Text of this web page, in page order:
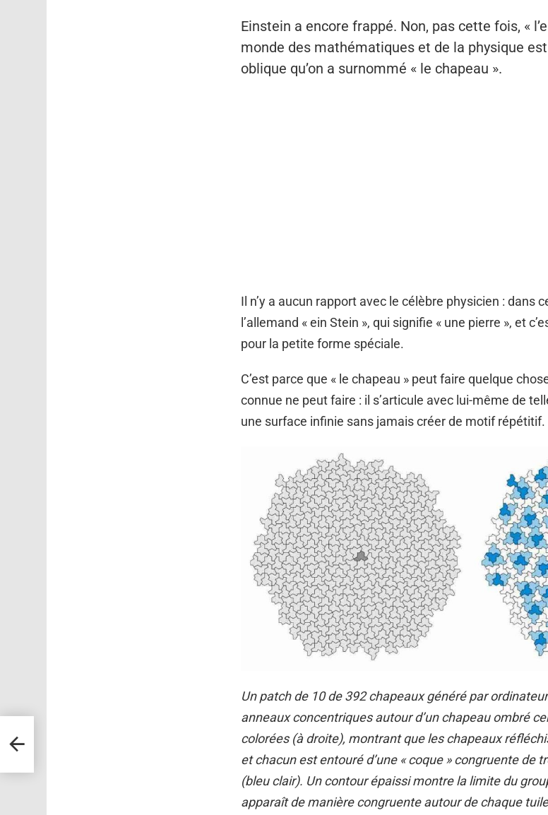
Einstein a encore frappé. Non, pas cette fois, «
monde des mathématiques et de la physique
oblique qu’on a surnommé « le chapeau ».
Il n’y a aucun rapport avec le célèbre physicien : dans
l’allemand « ein Stein », qui signifie « une pierre », et
pour la petite forme spéciale.
C’est parce que « le chapeau » peut faire quelque
connue ne peut faire : il s’articule avec lui-même de
une surface infinie sans jamais créer de motif répétitif.
Un patch de 10 de 392 chapeaux généré par
anneaux concentriques autour d’un chapeau ombré
colorées (à droite), montrant que les chapeaux
et chacun est entouré d’une « coque » congruente de
(bleu clair). Un contour épaissi montre la limite du
apparaît de manière congruente autour de chaque
le